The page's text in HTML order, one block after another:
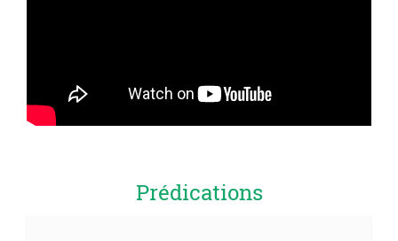
Prédications